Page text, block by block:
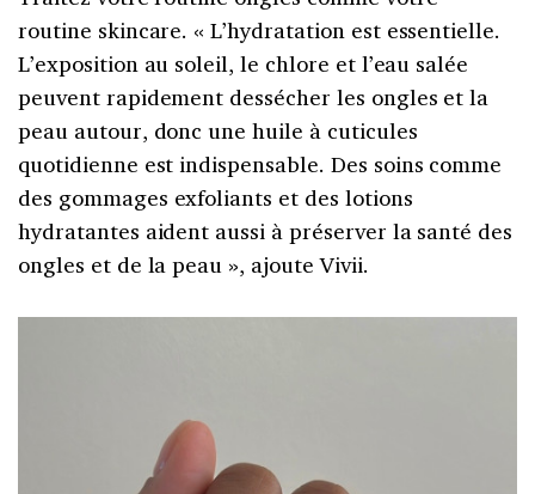
routine skincare. « L’hydratation est essentielle.
L’exposition au soleil, le chlore et l’eau salée
peuvent rapidement dessécher les ongles et la
peau autour, donc une huile à cuticules
quotidienne est indispensable. Des soins comme
des gommages exfoliants et des lotions
hydratantes aident aussi à préserver la santé des
ongles et de la peau », ajoute Vivii.